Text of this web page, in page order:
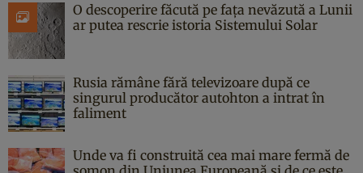
O descoperire făcută pe fața nevăzută a Lunii
ar putea rescrie istoria Sistemului Solar
Rusia rămâne fără televizoare după ce
singurul producător autohton a intrat în
faliment
Unde va fi construită cea mai mare fermă de